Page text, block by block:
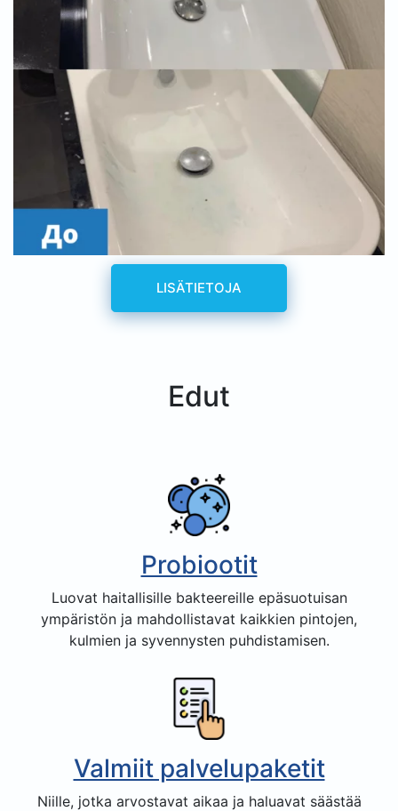
LISÄTIETOJA
Edut
Probiootit
Luovat haitallisille bakteereille epäsuotuisan
ympäristön ja mahdollistavat kaikkien pintojen,
kulmien ja syvennysten puhdistamisen.
Valmiit palvelupaketit
Niille, jotka arvostavat aikaa ja haluavat säästää